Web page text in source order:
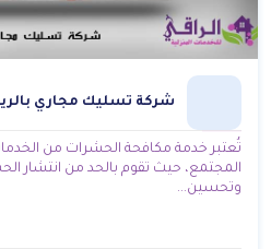
شركة تسليك مجاري
تُعتبر خدمة مكافحة الحشرات من
المجتمع، حيث تقوم بالحد من انتشار
وتحسين...